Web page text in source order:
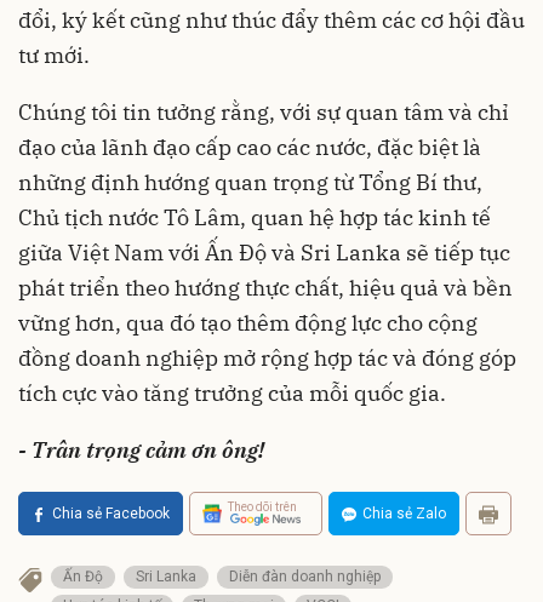
đổi, ký kết cũng như thúc đẩy thêm các cơ hội đầu
tư mới.
Chúng tôi tin tưởng rằng, với sự quan tâm và chỉ
đạo của lãnh đạo cấp cao các nước, đặc biệt là
những định hướng quan trọng từ Tổng Bí thư,
Chủ tịch nước Tô Lâm, quan hệ hợp tác kinh tế
giữa Việt Nam với Ấn Độ và Sri Lanka sẽ tiếp tục
phát triển theo hướng thực chất, hiệu quả và bền
vững hơn, qua đó tạo thêm động lực cho cộng
đồng doanh nghiệp mở rộng hợp tác và đóng góp
tích cực vào tăng trưởng của mỗi quốc gia.
- Trân trọng cảm ơn ông!
Chia sẻ Facebook Theo dõi trên Chia sẻ Zalo
Ấn Độ Sri Lanka
Diễn đàn doanh nghiệp